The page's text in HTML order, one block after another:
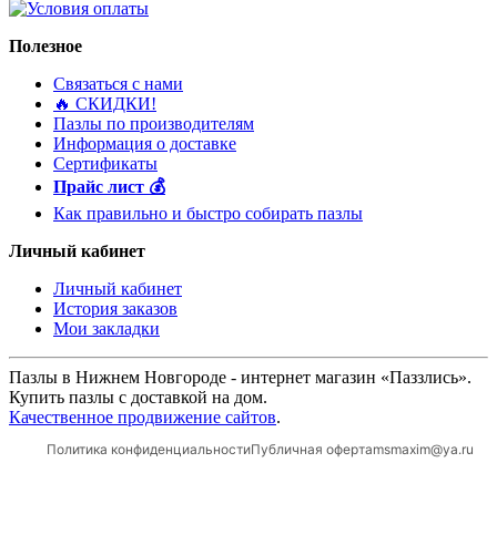
Полезное
Связаться с нами
🔥 ️СКИДКИ!
Пазлы по производителям
Информация о доставке
Сертификаты
Прайс лист 💰
Как правильно и быстро собирать пазлы
Личный кабинет
Личный кабинет
История заказов
Мои закладки
Пазлы в Нижнем Новгороде - интернет магазин «Паззлись».
Купить пазлы с доставкой на дом.
Качественное продвижение сайтов.
Политика конфиденциальностиПубличная офертаmsmaxim@ya.ru